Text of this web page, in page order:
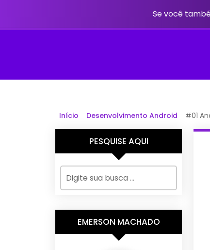
Se você
Início Desenvolvimento Android #01
PESQUISE AQUI
EMERSON MACHADO